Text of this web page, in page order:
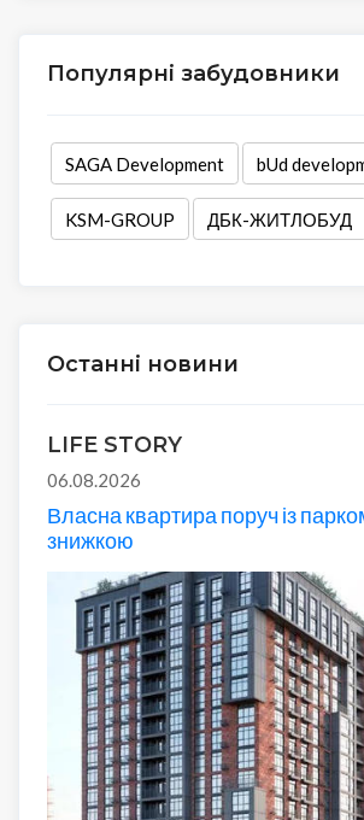
Популярні забудовники
SAGA Development bUd
KSM-GROUP ДБК-ЖИТЛОБУД
Останні новини
LIFE STORY
06.08.2026
Власна квартира поруч із
знижкою